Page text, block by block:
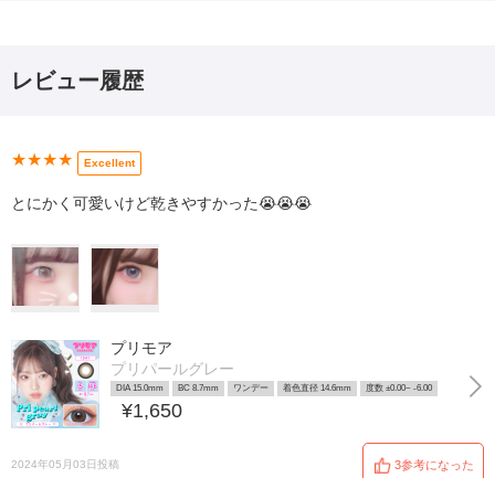
レビュー履歴
★★★★ Excellent
とにかく可愛いけど乾きやすかった😭😭😭
プリモア
プリパールグレー
DIA 15.0mm BC 8.7mm ワンデー 着色直径 14.6mm 度数 ±0.00~ -6.00
¥1,650
2024年05月03日投稿 3参考になった